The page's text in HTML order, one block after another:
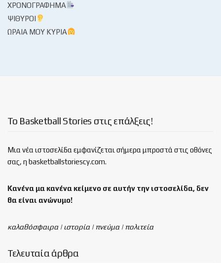
ΧΡΟΝΟΓΡΆΦΗΜΑ
ΨΊΘΥΡΟΙ
ΩΡΑΊΑ ΜΟΥ ΚΥΡΊΑ
Το Basketball Stories στις επάλξεις!
Μια νέα ιστοσελίδα εμφανίζεται σήμερα μπροστά στις οθόνες
σας, η basketballstoriescy.com.
Κανένα μα κανένα κείμενο σε αυτήν την ιστοσελίδα, δεν
θα είναι ανώνυμο!
καλαθόσφαιρα | ιστορία | πνεύμα | πολιτεία
Τελευταία άρθρα